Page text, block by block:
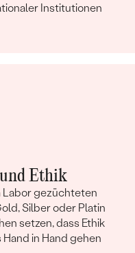
Institutionen
Ethik
Labor gezüchteten
Silber oder Platin
setzen, dass Ethik
in Hand gehen